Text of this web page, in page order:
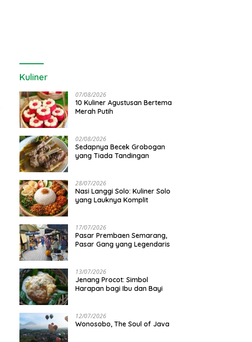
Kuliner
07/08/2026
10 Kuliner Agustusan Bertema
Merah Putih
02/08/2026
Sedapnya Becek Grobogan
yang Tiada Tandingan
28/07/2026
Nasi Langgi Solo: Kuliner Solo
yang Lauknya Komplit
17/07/2026
Pasar Prembaen Semarang,
Pasar Gang yang Legendaris
13/07/2026
Jenang Procot: Simbol
Harapan bagi Ibu dan Bayi
12/07/2026
Wonosobo, The Soul of Java